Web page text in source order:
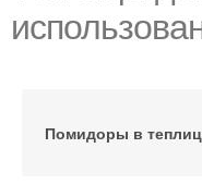
Помидоры в